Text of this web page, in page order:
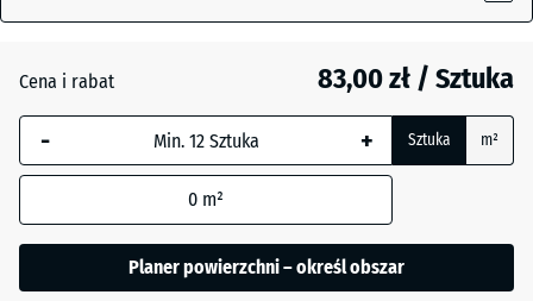
Etna
Wybrany,
niebiesko
obramowany
wymiar jest
obliczenia
zapotrzebowania
(chyba że w
Cena i rabat 83,00 zł / Sztuka
- + Sztuka m²
0 m²
Planer powierzchni – określ obszar